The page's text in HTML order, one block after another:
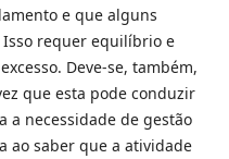
e que alguns
Isso requer equilíbrio e
Deve-se, também,
que esta pode conduzir
a necessidade de gestão
ao saber que a atividade